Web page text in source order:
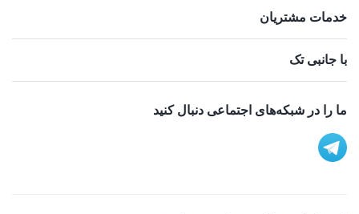
خدمات مشتریان
با جانبی تک
ما را در شبکه‌های اجتماعی دنبال کنید